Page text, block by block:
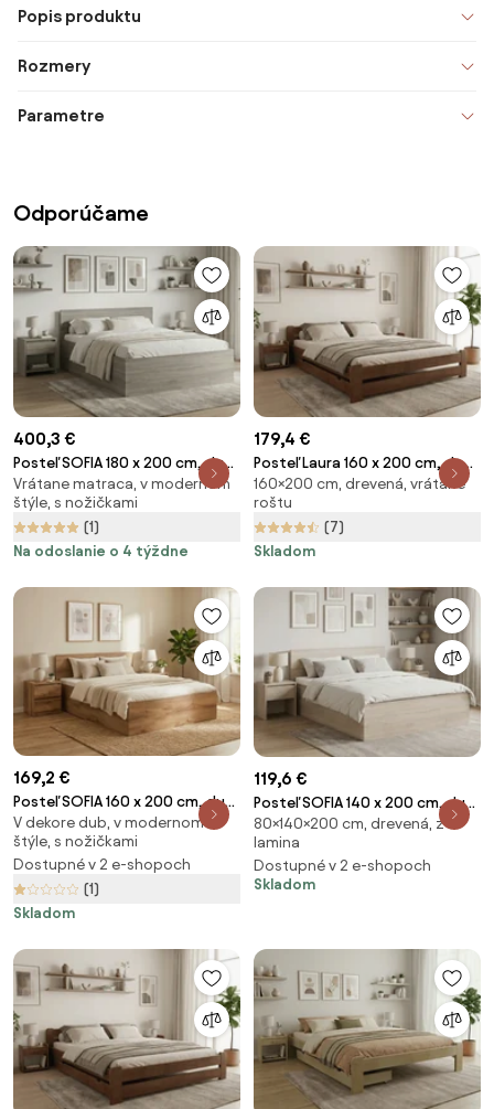
Popis produktu
Rozmery
Parametre
Odporúčame
400,3 €
Posteľ SOFIA 180 x 200 cm, dub
hľuzovka Rošt: S latkovým
roštom, Matrac: Matrac
SOMMERA 18 cm
Vrátane matraca, v modernom
štýle, s nožičkami
(1)
Na odoslanie o 4 týždne
179,4 €
Posteľ Laura 160 x 200 cm, dub
Rošt: S latkovým roštom,
Matrac: Bez matraca
160×200 cm, drevená, vrátane
roštu
(7)
Skladom
169,2 €
Posteľ SOFIA 160 x 200 cm, dub
artisan Rošt: S lamelovým
roštom, Matrac: Bez matraca
V dekore dub, v modernom
štýle, s nožičkami
Dostupné v 2 e-shopoch
(1)
Skladom
119,6 €
Posteľ SOFIA 140 x 200 cm, dub
sonoma Rošt: Bez roštu,
Matrac: Bez matraca
80×140×200 cm, drevená, z
lamina
Dostupné v 2 e-shopoch
Skladom